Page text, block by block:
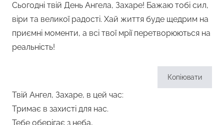
Сьогодні твій День Ангела, Захаре! Бажаю тобі сил,
віри та великої радості. Хай життя буде щедрим на
приємні моменти, а всі твої мрії перетворюються на
реальність!
Копіювати
Твій Ангел, Захаре, в цей час:
Тримає в захисті для нас.
Тебе оберігає з неба,